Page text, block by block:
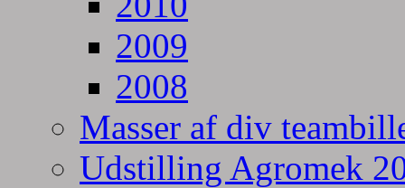
2009
2008
Masser af div
Udstilling Agromek